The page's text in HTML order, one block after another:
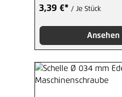
3,39 €* / Je Stück
Ansehen